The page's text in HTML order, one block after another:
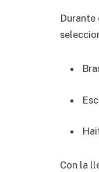
Durante
Con la